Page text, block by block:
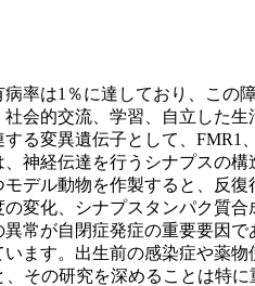
率は1％に達しており、こ
会的交流、学習、自立した
る変異遺伝子として、
神経伝達を行うシナプスの構
デル動物を作製すると、反
変化、シナプスタンパク質
常が自閉症発症の重要要因で
ます。出生前の感染症や薬
その研究を深めることは特